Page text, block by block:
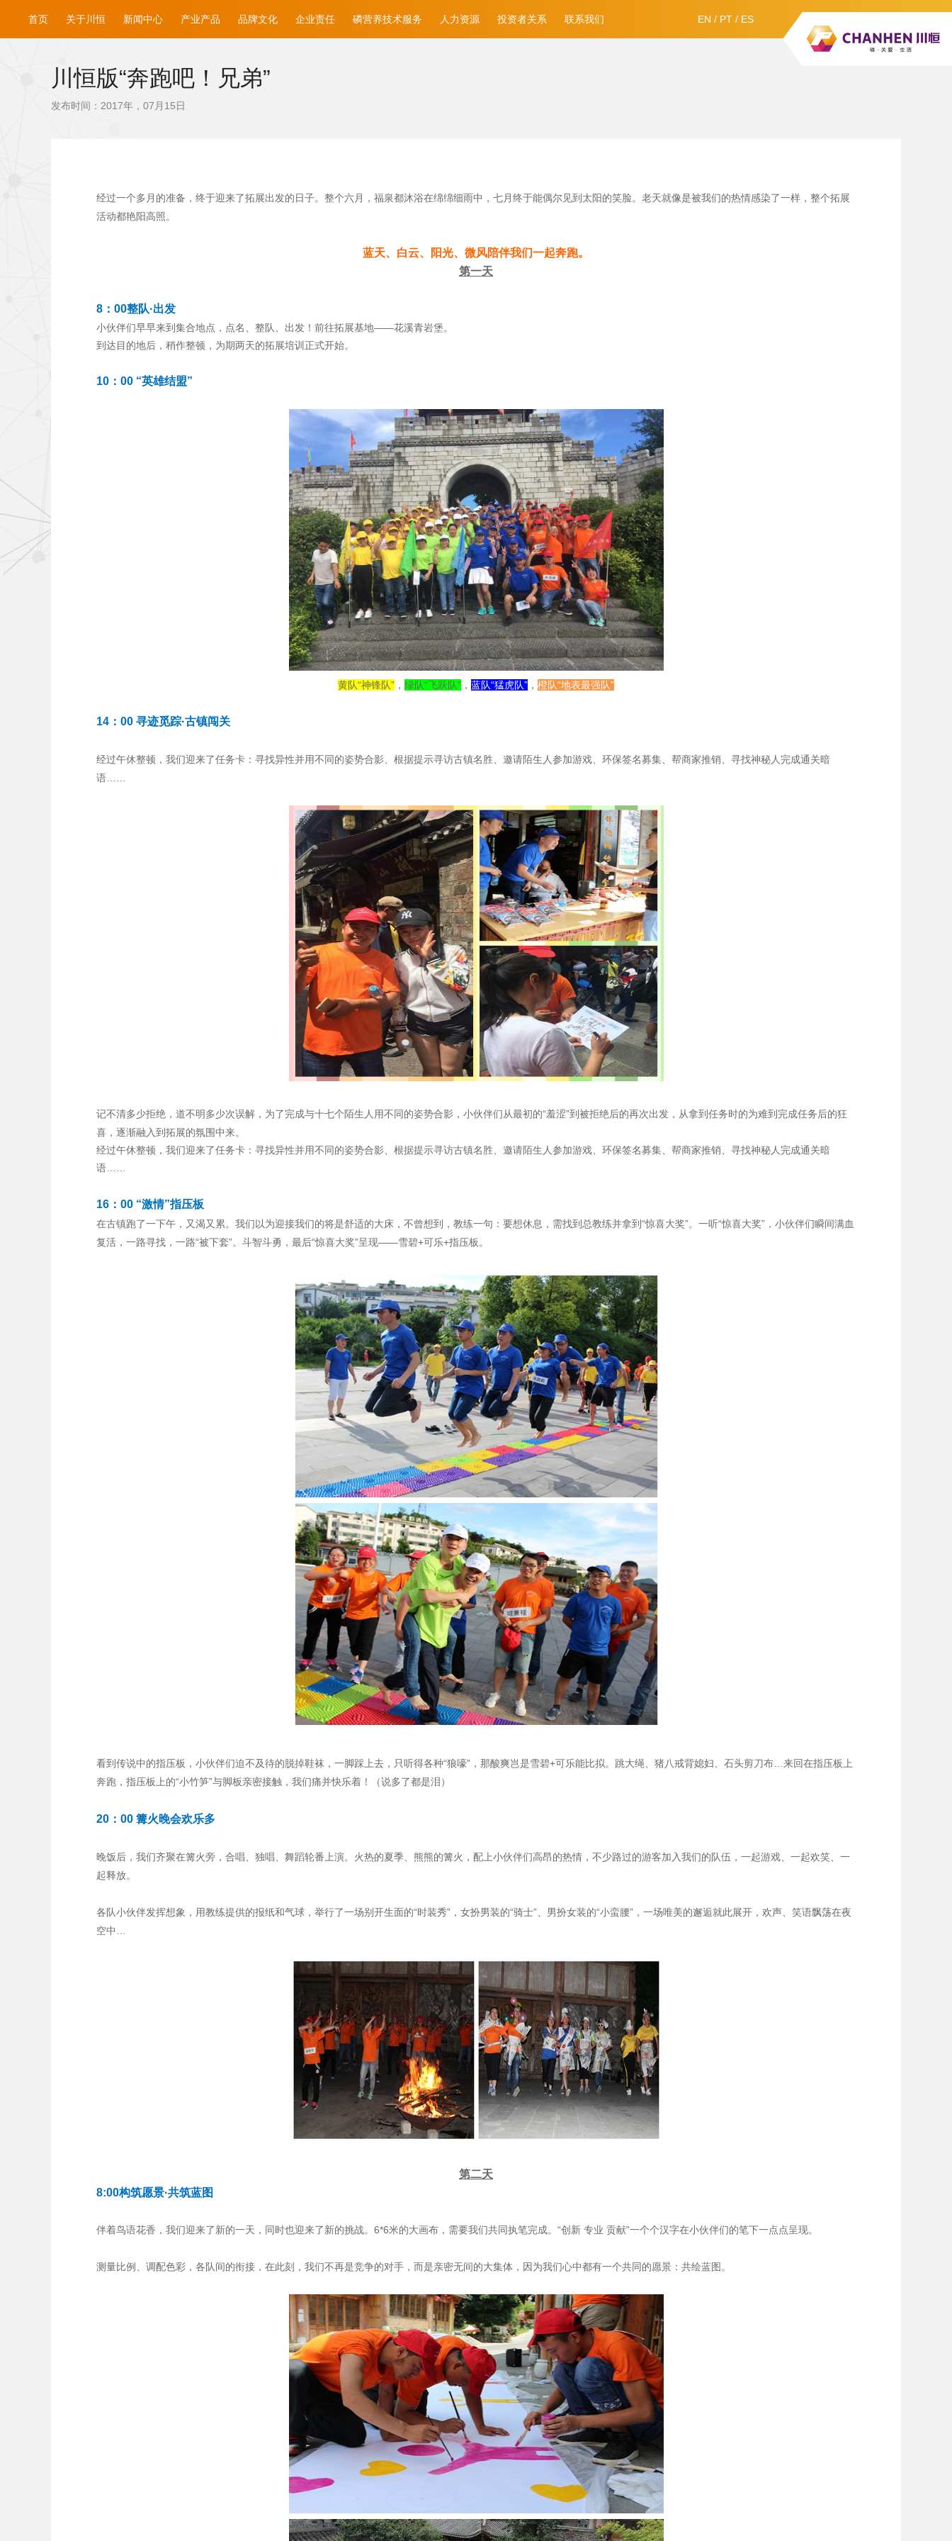
EN / PT / ES
首页 关于川恒 新闻中心 产业产品 品牌文化 企业责任 磷营养技术服务 人力资源 投资者关系 联系我们
川恒版“奔跑吧！兄弟”
发布时间：2017年，07月15日
经过一个多月的准备，终于迎来了拓展出发的日子。整个六月，福泉都沐浴在绵绵细雨中，七月终于能偶尔见到太阳的笑脸。老天就像是被我们的热情感染了一样，整个拓展
活动都艳阳高照。
蓝天、白云、阳光、微风陪伴我们一起奔跑。
第一天
8：00整队·出发
小伙伴们早早来到集合地点，点名、整队、出发！前往拓展基地——花溪青岩堡。
到达目的地后，稍作整顿，为期两天的拓展培训正式开始。
10 ：00 “英雄结盟”
黄队“神锋队” ， 绿队“飞跃队” ， 蓝队“猛虎队” ， 橙队“地表最强队”
14：00 寻迹觅踪·古镇闯关
经过午休整顿，我们迎来了任务卡：寻找异性并用不同的姿势合影、根据提示寻访古镇名胜、邀请陌生人参加游戏、环保签名募集、帮商家推销、寻找神秘人完成通关暗
语……
记不清多少拒绝，道不明多少次误解，为了完成与十七个陌生人用不同的姿势合影，小伙伴们从最初的“羞涩”到被拒绝后的再次出发，从拿到任务时的为难到完成任务后的狂
喜，逐渐融入到拓展的氛围中来。
经过午休整顿，我们迎来了任务卡：寻找异性并用不同的姿势合影、根据提示寻访古镇名胜、邀请陌生人参加游戏、环保签名募集、帮商家推销、寻找神秘人完成通关暗
语……
16：00 “激情”指压板
在古镇跑了一下午，又渴又累。我们以为迎接我们的将是舒适的大床，不曾想到，教练一句：要想休息，需找到总教练并拿到“惊喜大奖”。 一听“惊喜大奖”，小伙伴们瞬间满血
复活，一路寻找，一路“被下套”。斗智斗勇，最后“惊喜大奖”呈现——雪碧+可乐+指压板。
看到传说中的指压板，小伙伴们迫不及待的脱掉鞋袜，一脚踩上去，只听得各种“狼嚎”，那酸爽岂是雪碧+可乐能比拟。跳大绳、猪八戒背媳妇、石头剪刀布…来回在指压板上
奔跑，指压板上的“小竹笋”与脚板亲密接触，我们痛并快乐着！（说多了都是泪）
20：00 篝火晚会欢乐多
晚饭后，我们齐聚在篝火旁，合唱、独唱、舞蹈轮番上演。火热的夏季、熊熊的篝火，配上小伙伴们高昂的热情，不少路过的游客加入我们的队伍，一起游戏、一起欢笑、一
起释放。
各队小伙伴发挥想象，用教练提供的报纸和气球，举行了一场别开生面的“时装秀”，女扮男装的“骑士”、男扮女装的“小蛮腰”，一场唯美的邂逅就此展开，欢声、笑语飘荡在夜
空中…
第二天
8:00构筑愿景·共筑蓝图
伴着鸟语花香，我们迎来了新的一天，同时也迎来了新的挑战。6*6米的大画布，需要我们共同执笔完成。“创新 专业 贡献”一个个汉字在小伙伴们的笔下一点点呈现。
测量比例、调配色彩，各队间的衔接，在此刻，我们不再是竞争的对手，而是亲密无间的大集体，因为我们心中都有一个共同的愿景：共绘蓝图。